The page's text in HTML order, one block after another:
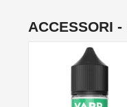
ACCESSORI